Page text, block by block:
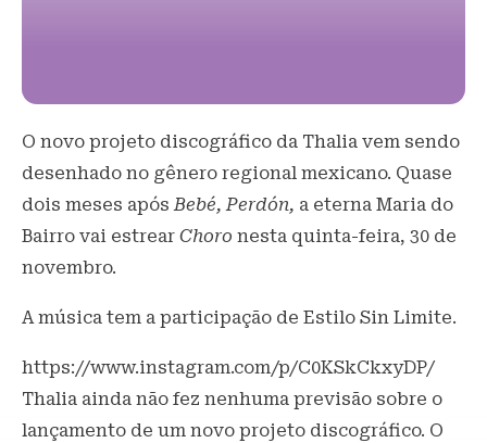
O novo projeto discográfico da Thalia vem sendo
desenhado no gênero regional mexicano. Quase
dois meses apósBebé, Perdón, a eterna Maria do
Bairro vai estrear Choro nesta quinta-feira, 30 de
novembro.
A música tem a participação de Estilo Sin Limite.
https://www.instagram.com/p/C0KSkCkxyDP/
Thalia ainda não fez nenhuma previsão sobre o
lançamento de um novo projeto discográfico. O